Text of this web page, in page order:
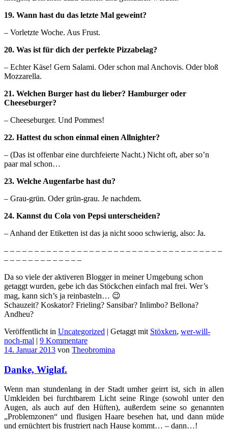
19. Wann hast du das letzte Mal geweint?
– Vorletzte Woche. Aus Frust.
20. Was ist für dich der perfekte Pizzabelag?
– Echter Käse! Gern Salami. Oder schon mal Anchovis. Oder bloß
Mozzarella.
21. Welchen Burger hast du lieber? Hamburger oder
Cheeseburger?
– Cheeseburger. Und Pommes!
22. Hattest du schon einmal einen Allnighter?
– (Das ist offenbar eine durchfeierte Nacht.) Nicht oft, aber so’n
paar mal schon…
23. Welche Augenfarbe hast du?
– Grau-grün. Oder grün-grau. Je nachdem.
24. Kannst du Cola von Pepsi unterscheiden?
– Anhand der Etiketten ist das ja nicht sooo schwierig, also: Ja.
– – – – – – – – – – – – – – – – – – – – – – – – – – – – – – – – – – – –
– – – – – – – – – – – – –
Da so viele der aktiveren Blogger in meiner Umgebung schon
getaggt wurden, gebe ich das Stöckchen einfach mal frei. Wer’s
mag, kann sich’s ja reinbasteln… 😉
Schauzeit? Koskator? Frieling? Sansibar? Inlimbo? Bellona?
Andheu?
Veröffentlicht in Uncategorized | Getaggt mit Stöxken, wer-will-
noch-mal | 9 Kommentare
14. Januar 2013 von Theobromina
Danke, Wiglaf.
Wenn man stundenlang in der Stadt umher geirrt ist, sich in allen
Umkleiden bei furchtbarem Licht seine Ringe (sowohl unter den
Augen, als auch auf den Hüften), außerdem seine so genannten
„Problemzonen“ und flusigen Haare besehen hat, und dann müde
und ernüchtert bis frustriert nach Hause kommt… – dann…!